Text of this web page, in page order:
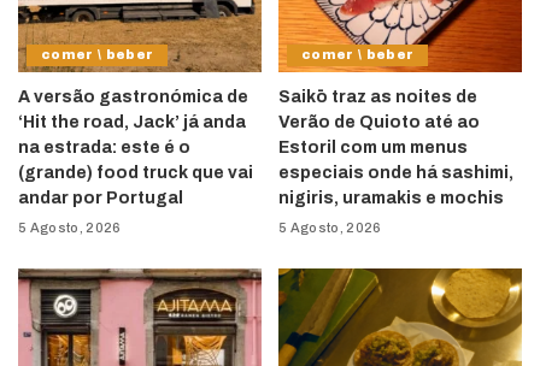
comer \ beber
A versão gastronómica de
‘Hit the road, Jack’ já anda
na estrada: este é o
(grande) food truck que vai
andar por Portugal
5 Agosto, 2026
comer \ beber
Saikō traz as noites de
Verão de Quioto até ao
Estoril com um menus
especiais onde há sashimi,
nigiris, uramakis e mochis
5 Agosto, 2026